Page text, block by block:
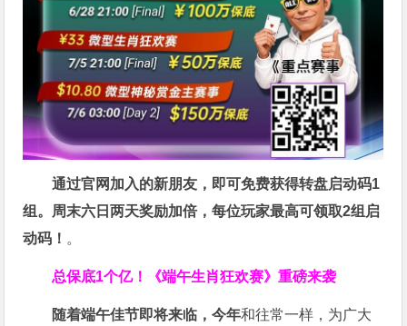
通过官网加入的新朋友，即可免费获得转盘启动码1
组。周末六日两天奖励加倍，每位玩家最高可领取2组启
动码！ 。
总保底1个亿！ 《端午生肖狂欢赛》重磅来袭
随着端午佳节即将来临，今年和往常一样，为广大